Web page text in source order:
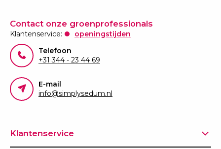
Contact onze groenprofessionals
Klantenservice:
openingstijden
Telefoon
+31 344 - 23 44 69
E-mail
info@simplysedum.nl
Klantenservice